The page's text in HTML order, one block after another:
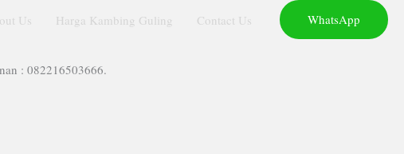
Us Harga Kambing Guling Contact Us WhatsApp
: 082216503666.